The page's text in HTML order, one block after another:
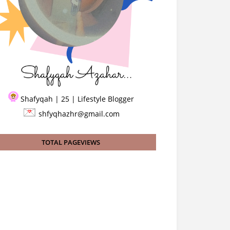
Shafyqah | 25 | Lifestyle Blogger
shfyqhazhr@gmail.com
TOTAL PAGEVIEWS